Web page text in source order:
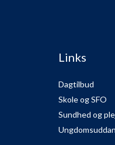
Links
Dagtilbud
Skole og SFO
Sundhed og